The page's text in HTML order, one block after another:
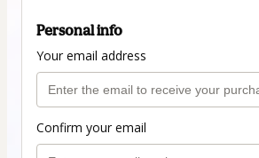
Personal info
Your email address
Confirm your email